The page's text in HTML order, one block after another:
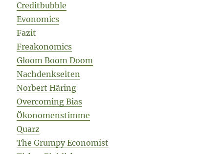
Creditbubble
Evonomics
Fazit
Freakonomics
Gloom Boom Doom
Nachdenkseiten
Norbert Häring
Overcoming Bias
Ökonomenstimme
Quarz
The Grumpy Economist